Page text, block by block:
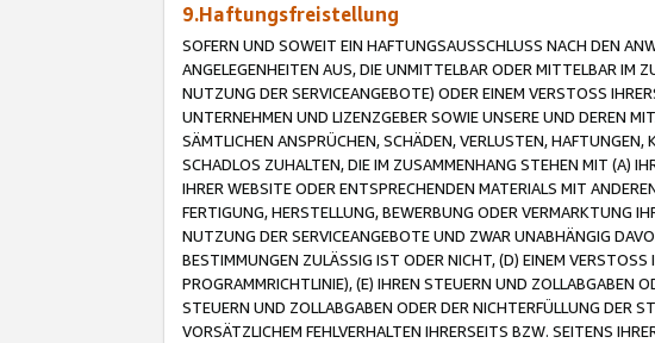
9.Haftungsfreistellung
SOFERN UND SOWEIT EIN HAFTUNGSAUSSCHLUSS NACH DEN
ANGELEGENHEITEN AUS, DIE UNMITTELBAR ODER MITTELBAR IM
NUTZUNG DER SERVICEANGEBOTE) ODER EINEM VERSTOSS
UNTERNEHMEN UND LIZENZGEBER SOWIE UNSERE UND DEREN
SÄMTLICHEN ANSPRÜCHEN, SCHÄDEN, VERLUSTEN, HAFTUNGEN,
SCHADLOS ZUHALTEN, DIE IM ZUSAMMENHANG STEHEN MIT (A)
IHRER WEBSITE ODER ENTSPRECHENDEN MATERIALS MIT
FERTIGUNG, HERSTELLUNG, BEWERBUNG ODER VERMARKTUNG
NUTZUNG DER SERVICEANGEBOTE UND ZWAR UNABHÄNGIG
BESTIMMUNGEN ZULÄSSIG IST ODER NICHT, (D) EINEM VERSTOSS
PROGRAMMRICHTLINIE), (E) IHREN STEUERN UND ZOLLABGABEN
STEUERN UND ZOLLABGABEN ODER DER NICHTERFÜLLUNG DER
VORSÄTZLICHEM FEHLVERHALTEN IHRERSEITS BZW. SEITENS